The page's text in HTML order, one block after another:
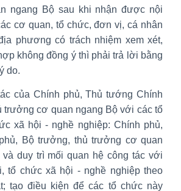
ngang Bộ sau khi nhận được nội
cơ quan, tổ chức, đơn vị, cá nhân
phương có trách nhiệm xem xét,
không đồng ý thì phải trả lời bằng
do.
của Chính phủ, Thủ tướng Chính
trưởng cơ quan ngang Bộ với các tổ
xã hội - nghề nghiệp: Chính phủ,
Bộ trưởng, thủ trưởng cơ quan
duy trì mối quan hệ công tác với
tổ chức xã hội - nghề nghiệp theo
tạo điều kiện để các tổ chức này